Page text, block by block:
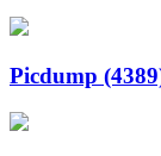
Picdump